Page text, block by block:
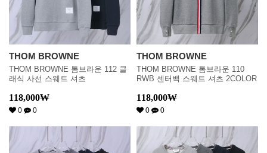
THOM BROWNE
THOM BROWNE 톰브라운 112 클
래식 사선 스웨트 셔츠
118,000₩
0 0
THOM BROWNE
THOM BROWNE 톰브라운 110
RWB 센터백 스웨트 셔츠 2COLOR
118,000₩
0 0